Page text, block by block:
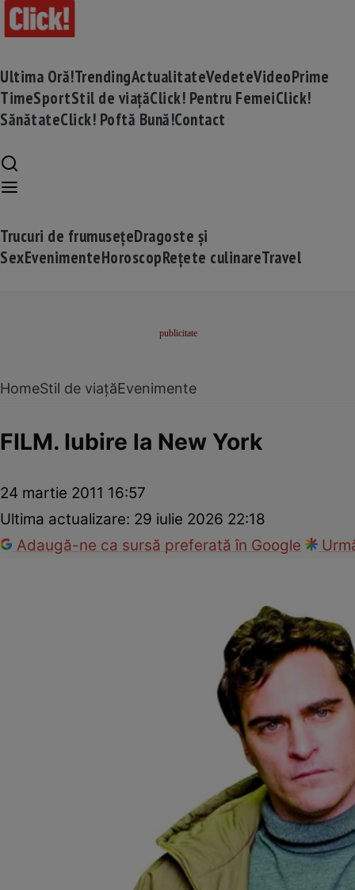
Ultima Oră!TrendingActualitateVedeteVideoPrime
TimeSportStil de viațăClick! Pentru FemeiClick!
SănătateClick! Poftă Bună!Contact
Trucuri de frumusețeDragoste și
SexEvenimenteHoroscopRețete culinareTravel
HomeStil de viațăEvenimente
FILM. Iubire la New York
24 martie 2011 16:57
Ultima actualizare: 29 iulie 2026 22:18
Adaugă-ne ca sursă preferată în Google